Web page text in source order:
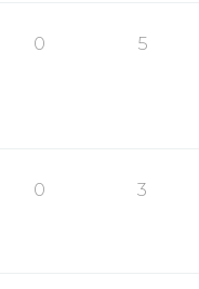
0 5
0 3